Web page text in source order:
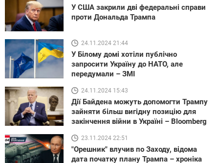
У США закрили дві федеральні справи
проти Дональда Трампа
24.11.2024 21:44
У Білому домі хотіли публічно
запросити Україну до НАТО, але
передумали – ЗМІ
24.11.2024 15:43
Дії Байдена можуть допомогти Трампу
зайняти більш вигідну позицію для
закінчення війни в Україні – Bloomberg
23.11.2024 22:51
"Орешник" влучив по Заходу, відома
дата початку плану Трампа – хроніка